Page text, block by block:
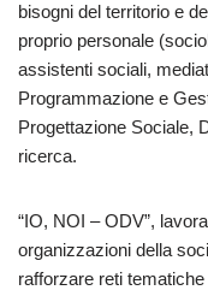
bisogni del territorio e
proprio personale
assistenti sociali,
Programmazione e
Progettazione Sociale,
ricerca.
“IO, NOI – ODV”,
organizzazioni della
rafforzare reti